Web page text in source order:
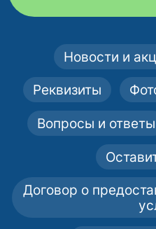
Новости и
Реквизиты
Вопросы и ответы
Договор о